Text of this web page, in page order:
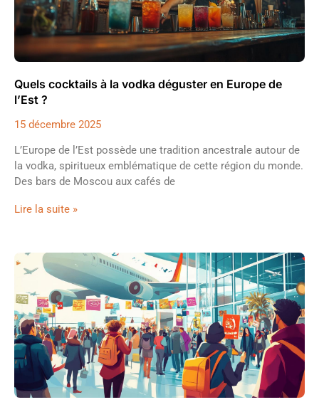
Quels cocktails à la vodka déguster en Europe de
l’Est ?
15 décembre 2025
L’Europe de l’Est possède une tradition ancestrale autour de
la vodka, spiritueux emblématique de cette région du monde.
Des bars de Moscou aux cafés de
Lire la suite »